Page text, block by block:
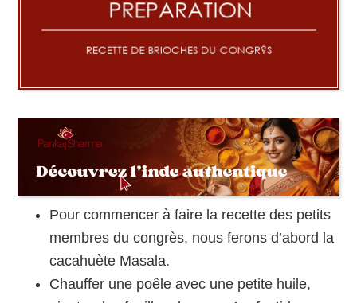
Pour commencer à faire la recette des petits
membres du congrès, nous ferons d’abord la
cacahuète Masala.
Chauffer une poêle avec une petite huile,